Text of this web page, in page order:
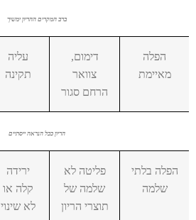
ברב המקרים ההריון ימשיך
הפלה
מאיימת
דימום,
צוואר
הרחם סגור
עליה
תקינה
הריון ככל הנראה ייסתיים
הפלה בלתי
שלמה
פליטה לא
שלמה של
תוצרי הריון
ירידה
קלה או
לא שינוי